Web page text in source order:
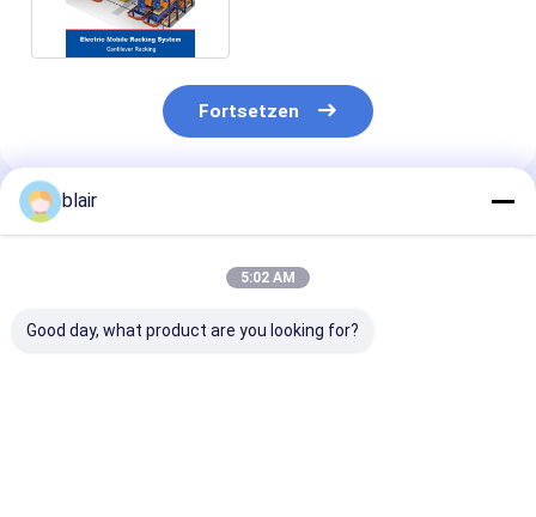
Fortsetzen
Empfohlene Produkte
blair
5:02 AM
Good day, what product are you looking for?